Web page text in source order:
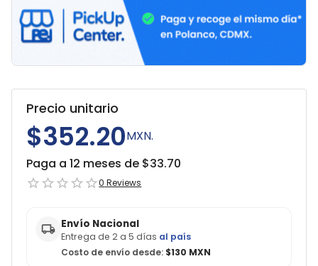
Precio unitario
$352.20MXN.
Paga a 12 meses de $33.70
0 Reviews
Envío Nacional
Entrega de 2 a 5 días al país
Costo de envío desde: $130 MXN